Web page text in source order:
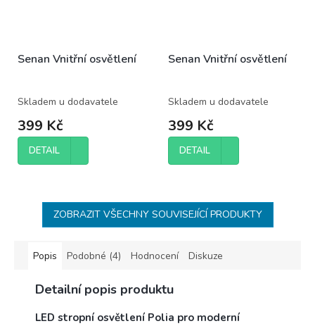
Senan Vnitřní osvětlení
Skladem u dodavatele
399 Kč
DETAIL
Senan Vnitřní osvětlení
Skladem u dodavatele
399 Kč
DETAIL
ZOBRAZIT VŠECHNY SOUVISEJÍCÍ PRODUKTY
Popis Podobné (4) Hodnocení Diskuze
Detailní popis produktu
LED stropní osvětlení Polia pro moderní